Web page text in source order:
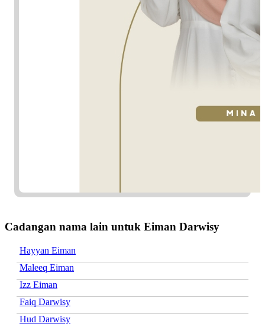
Cadangan nama lain untuk Eiman Darwisy
Hayyan Eiman
Maleeq Eiman
Izz Eiman
Faiq Darwisy
Hud Darwisy